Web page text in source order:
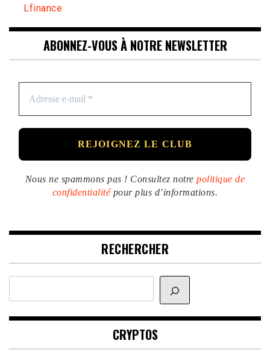
Lfinance
ABONNEZ-VOUS À NOTRE NEWSLETTER
Nous ne spammons pas ! Consultez notrepolitique de
confidentialitépour plus d’informations.
RECHERCHER
CRYPTOS